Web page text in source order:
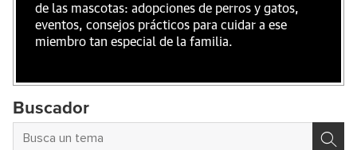
de las mascotas: adopciones de perros y gatos,
eventos, consejos prácticos para cuidar a ese
miembro tan especial de la familia.
Buscador